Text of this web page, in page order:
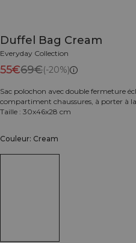
Duffel Bag Cream
Everyday Collection
55€69€(-20%)
Sac polochon avec double fermeture
compartiment chaussures, à porter à
Taille : 30x46x28 cm
Couleur: Cream